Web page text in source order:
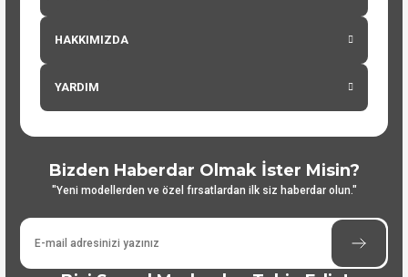
HAKKIMIZDA
YARDIM
Bizden Haberdar Olmak İster Misin?
"Yeni modellerden ve özel fırsatlardan ilk siz haberdar olun."